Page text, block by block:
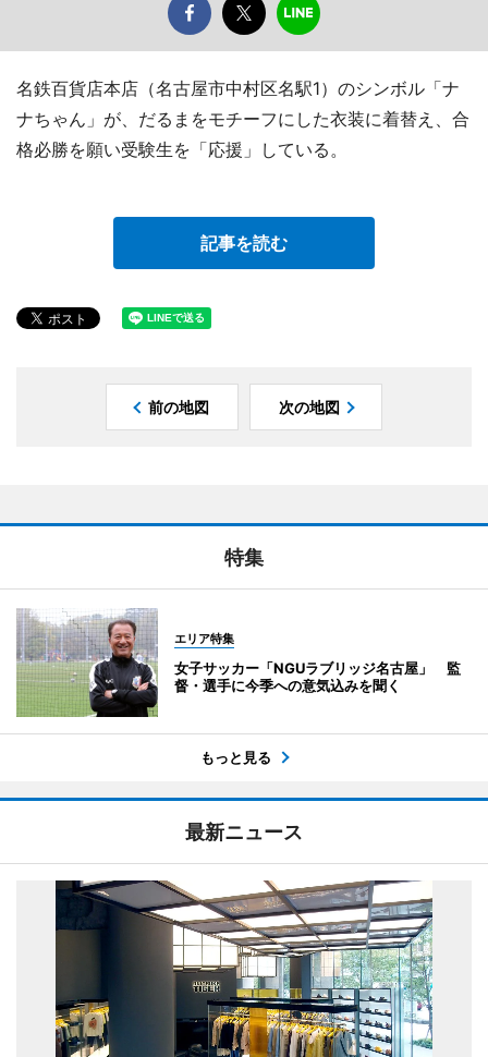
名鉄百貨店本店（名古屋市中村区名駅1）のシンボル「ナ
ナちゃん」が、だるまをモチーフにした衣装に着替え、合
格必勝を願い受験生を「応援」している。
記事を読む
前の地図 次の地図
特集
エリア特集
女子サッカー「NGUラブリッジ名古屋」 監
督・選手に今季への意気込みを聞く
もっと見る
最新ニュース